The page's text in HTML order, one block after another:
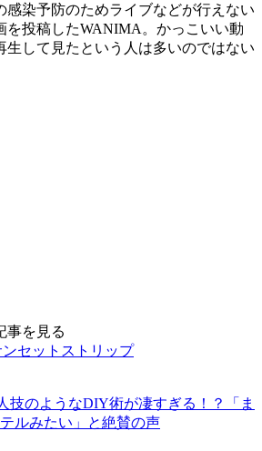
感染予防のためライブなどが行えない
を投稿したWANIMA。かっこいい動
生して見たという人は多いのではない
事を見る
ンセットストリップ
技のようなDIY術が凄すぎる！？「ま
ルみたい」と絶賛の声